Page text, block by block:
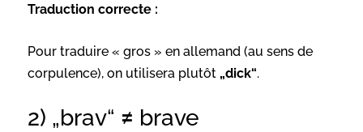
Traduction correcte :
Pour traduire « gros » en allemand (au sens de
corpulence), on utilisera plutôt „dick“.
2) „brav“ ≠ brave